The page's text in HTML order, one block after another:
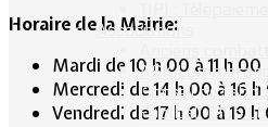
Associations
ASK
Conseil de
Football Club
Horaire de la Mairie:
Mardi de 10 h 00 à 11 h 00
Mercredi de 14 h 00 à 16
Vendredi de 17 h 00 à 19 h